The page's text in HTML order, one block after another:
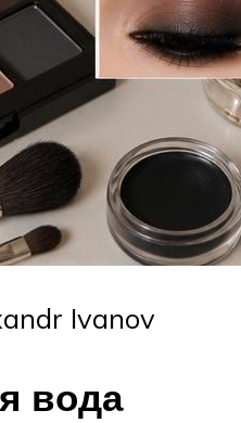
Ivanov
вода